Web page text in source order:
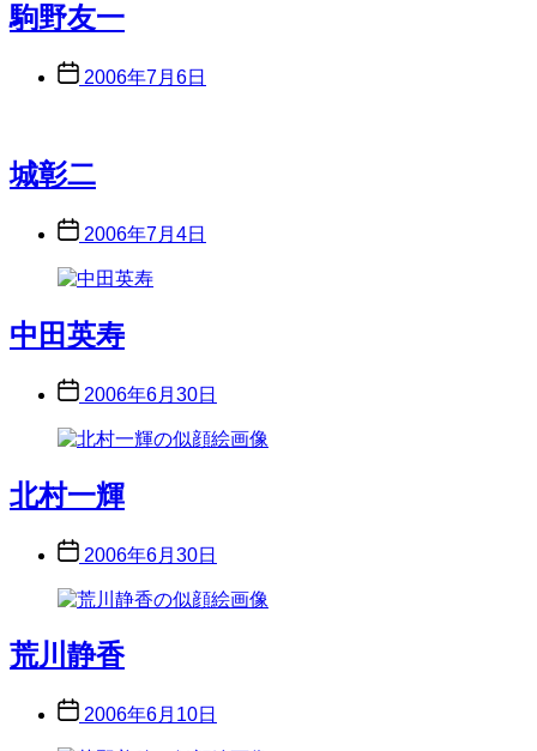
駒野友一
Post
date
2006年7月6日
城彰二
Post
date
2006年7月4日
中田英寿
Post
date
2006年6月30日
北村一輝
Post
date
2006年6月30日
荒川静香
Post
date
2006年6月10日